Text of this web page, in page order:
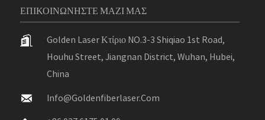
ΕΠΙΚΟΙΝΩΝΉΣΤΕ ΜΑΖΊ ΜΑΣ
Golden Laser Κτίριο NO.3-3 Shiqiao 1st Road,
Houhu Street, Jiangnan District, Wuhan, Hubei,
China
Info@goldenfiberlaser.com